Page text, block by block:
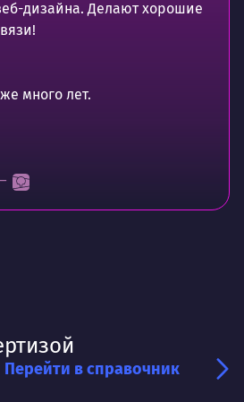
дизайна. Делают хорошие
много лет.
Перейти в справочник